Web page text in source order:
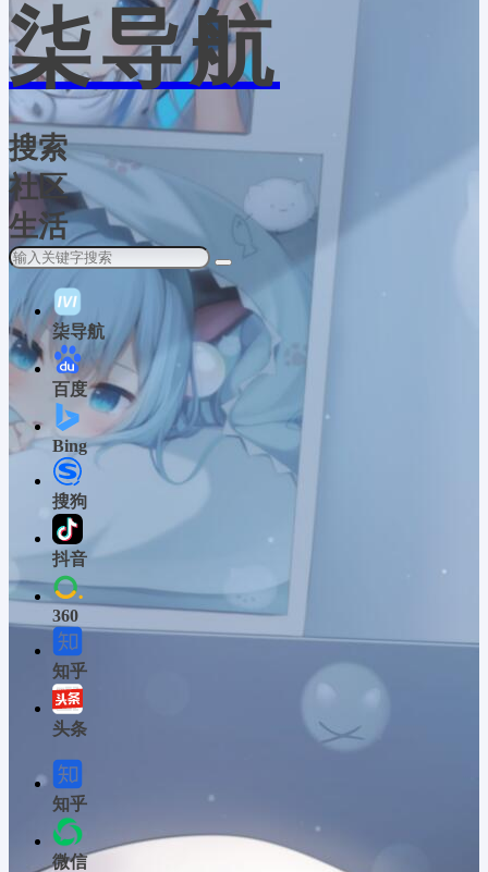
柒导航
搜索
社区
生活
柒导航
百度
Bing
搜狗
抖音
360
知乎
头条
知乎
微信